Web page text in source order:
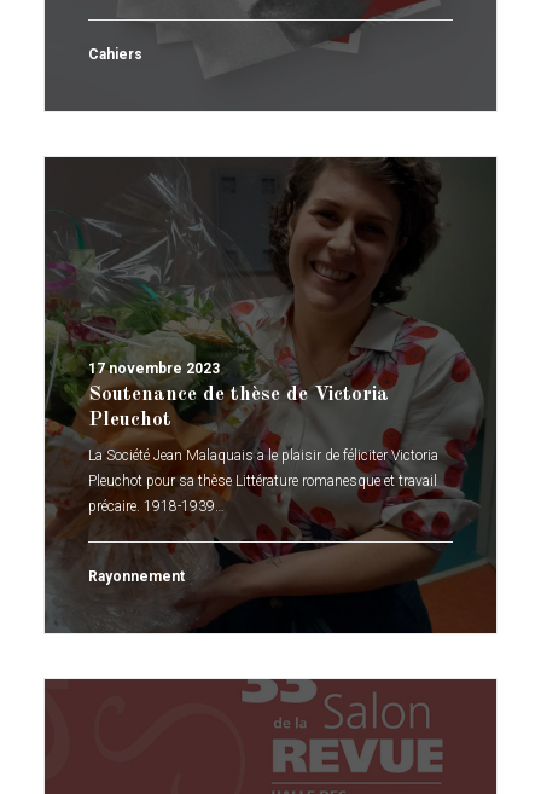
Cahiers
17 novembre 2023
Soutenance de thèse de Victoria
Pleuchot
La Société Jean Malaquais a le plaisir de féliciter Victoria
Pleuchot pour sa thèse Littérature romanesque et travail
précaire. 1918-1939…
Rayonnement